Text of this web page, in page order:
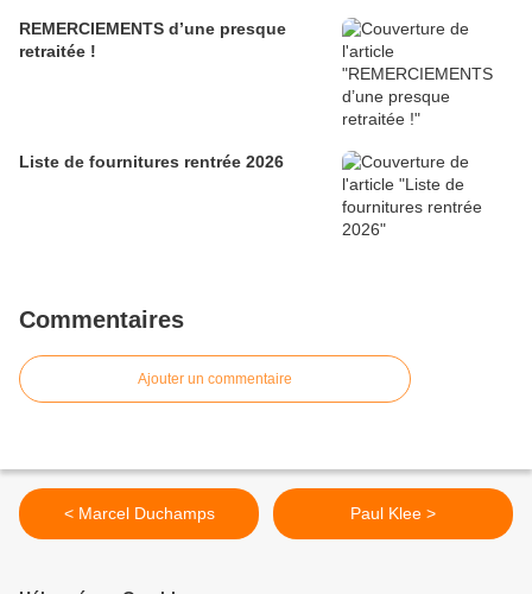
REMERCIEMENTS d’une presque
retraitée !
Liste de fournitures rentrée 2026
Commentaires
Ajouter un commentaire
< Marcel Duchamps Paul Klee >